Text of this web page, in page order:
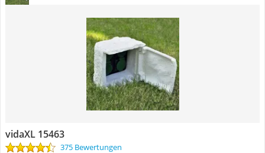
vidaXL 15463
375 Bewertungen